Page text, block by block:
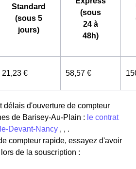
Standard
(sous 5
jours)
(sous
24 à
48h)
21,23 € 58,57 €
délais d'ouverture de compteur
de Barisey-Au-Plain : le contrat
Devant-Nancy , , .
compteur rapide, essayez d'avoir
de la souscription :